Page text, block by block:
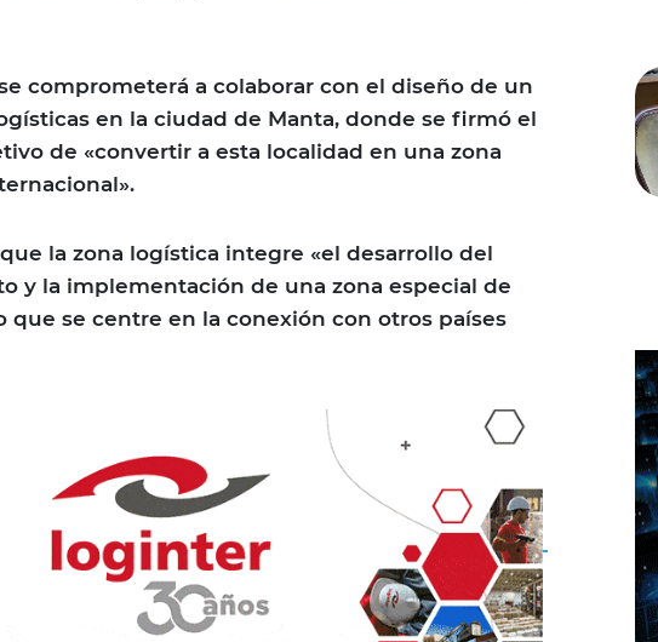
comprometerá a colaborar con el diseño de un
en la ciudad de Manta, donde se firmó el
de «convertir a esta localidad en una zona
la zona logística integre «el desarrollo del
y la implementación de una zona especial de
que se centre en la conexión con otros países